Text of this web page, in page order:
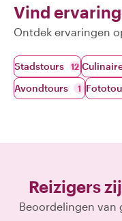
Vind
Ontdek ervaringen
Stadstours 12
Avondtours 1
Reizigers
Beoordelingen van